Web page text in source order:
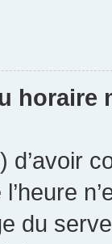
horaire
d’avoir
l’heure
du